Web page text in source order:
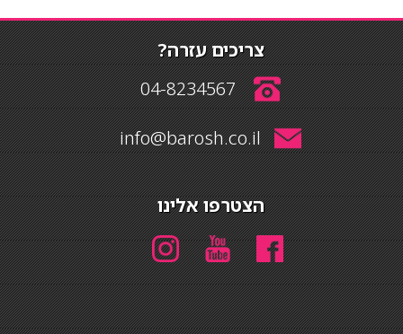
צריכים עזרה?
04-8234567
info@barosh.co.il
הצטרפו אלינו